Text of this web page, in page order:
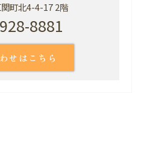
町北4-4-17 2階
8881
せはこちら